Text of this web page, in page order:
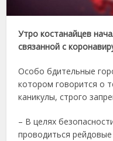
Утро костанайцев
связанной с
Особо бдительные
котором говорится о
каникулы, строго
– В целях
проводиться